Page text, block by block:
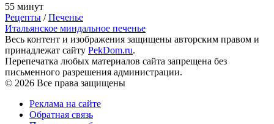
55 минут
Рецепты /Печенье
Итальянское миндальное печенье
Весь контент и изображения защищены авторским правом и
принадлежат сайту PekDom.ru.
Перепечатка любых материалов сайта запрещена без
письменного разрешения администрации.
© 2026 Все права защищены
Реклама на сайте
Обратная связь